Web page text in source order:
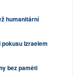
humanitární
Izraelem
bez paměti